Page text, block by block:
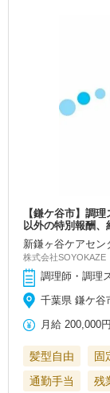
【鎌ケ谷市】調
以外の特別報酬、
新鎌ヶ谷ケアセン
株式会社SOYOKAZE
調理師・調理
千葉県 鎌ケ谷
月給 200,000円
髪型自由 固
通勤手当
残